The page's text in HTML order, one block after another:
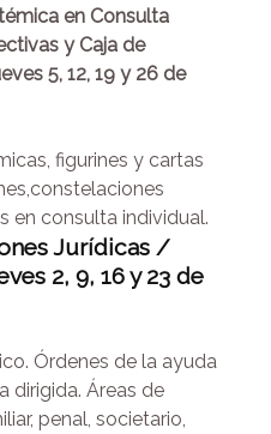
en Consulta
y Caja de
5, 12, 19 y 26 de
figurines y cartas
en consulta individual.
Jurídicas /
2, 9, 16 y 23 de
Órdenes de la ayuda
dirigida. Áreas de
penal, societario,